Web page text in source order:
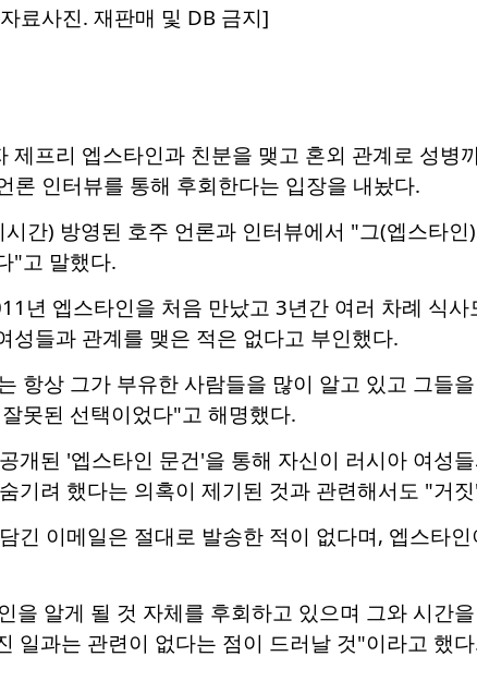
료사진. 재판매 및 DB 금지]
제프리 엡스타인과 친분을 맺고 혼외 관계로 성
론 인터뷰를 통해 후회한다는 입장을 내놨다.
간) 방영된 호주 언론과 인터뷰에서 "그(엡스타
"고 말했다.
년 엡스타인을 처음 만났고 3년간 여러 차례 식
성들과 관계를 맺은 적은 없다고 부인했다.
항상 그가 부유한 사람들을 많이 알고 있고 그들
못된 선택이었다"고 해명했다.
개된 '엡스타인 문건'을 통해 자신이 러시아 여성
기려 했다는 의혹이 제기된 것과 관련해서도 "거
긴 이메일은 절대로 발송한 적이 없다며, 엡스타
을 알게 될 것 자체를 후회하고 있으며 그와 시간
일과는 관련이 없다는 점이 드러날 것"이라고 했